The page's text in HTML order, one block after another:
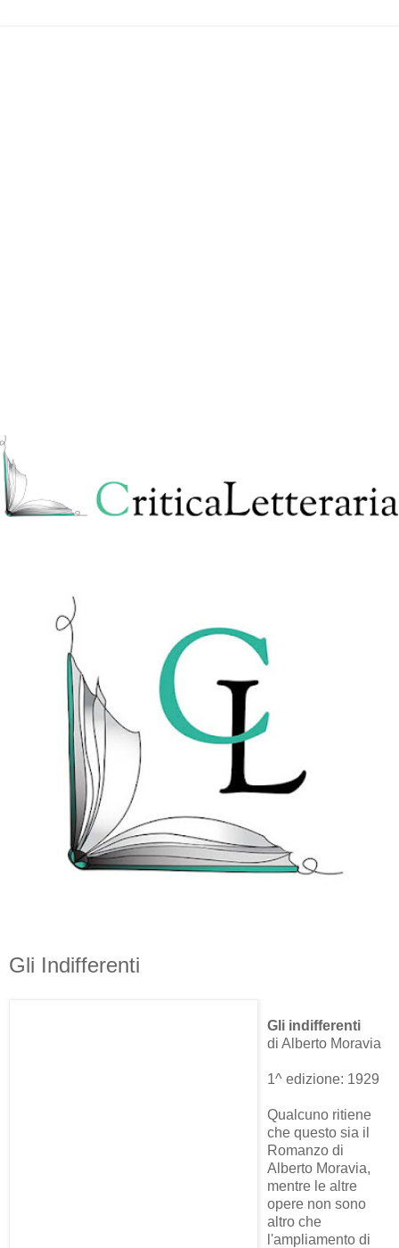
Gli Indifferenti
Gli indifferenti
di Alberto Moravia
1^ edizione: 1929
Qualcuno ritiene
che questo sia il
Romanzo di
Alberto Moravia,
mentre le altre
opere non sono
altro che
l'ampliamento di